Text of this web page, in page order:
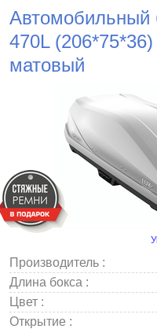
Автомобильный
470L
матовый
Производитель :
Длина бокса :
Цвет :
Открытие :